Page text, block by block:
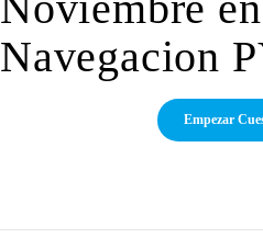
Navegacion